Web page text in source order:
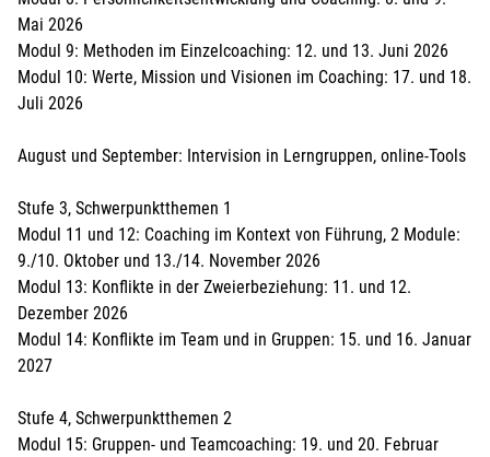
Mai 2026
Modul 9: Methoden im Einzelcoaching: 12. und 13. Juni 2026
Modul 10: Werte, Mission und Visionen im Coaching: 17. und 18.
Juli 2026
August und September: Intervision in Lerngruppen, online-Tools
Stufe 3, Schwerpunktthemen 1
Modul 11 und 12: Coaching im Kontext von Führung, 2 Module:
9./10. Oktober und 13./14. November 2026
Modul 13: Konflikte in der Zweierbeziehung: 11. und 12.
Dezember 2026
Modul 14: Konflikte im Team und in Gruppen: 15. und 16. Januar
2027
Stufe 4, Schwerpunktthemen 2
Modul 15: Gruppen- und Teamcoaching: 19. und 20. Februar